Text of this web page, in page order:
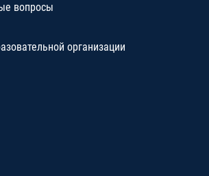
вопросы
организации